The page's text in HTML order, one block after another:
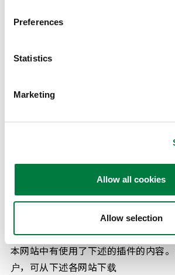
Preferences
Statistics
Marketing
Allow all cookies
Allow selection
容，特此告知。
PC
Windows Firefox 最新版
Macintosh Google Chrome 最新版
本网站中有使用了下述的插件的内容
户，可从下述各网站下载